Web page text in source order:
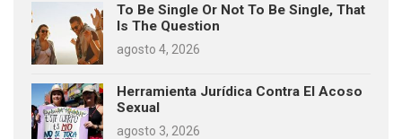
To Be Single Or Not To Be Single, That
Is The Question
agosto 4, 2026
Herramienta Jurídica Contra El Acoso
Sexual
agosto 3, 2026